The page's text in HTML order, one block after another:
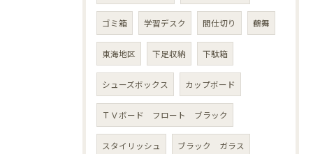
ゴミ箱 学習デスク 間仕切り 鶴舞
東海地区 下足収納 下駄箱
シューズボックス カップボード
ＴＶボード フロート ブラック
スタイリッシュ ブラック ガラス